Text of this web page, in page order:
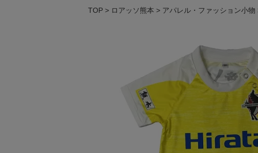
TOP ロアッソ熊本 アパレル・ファッション小物